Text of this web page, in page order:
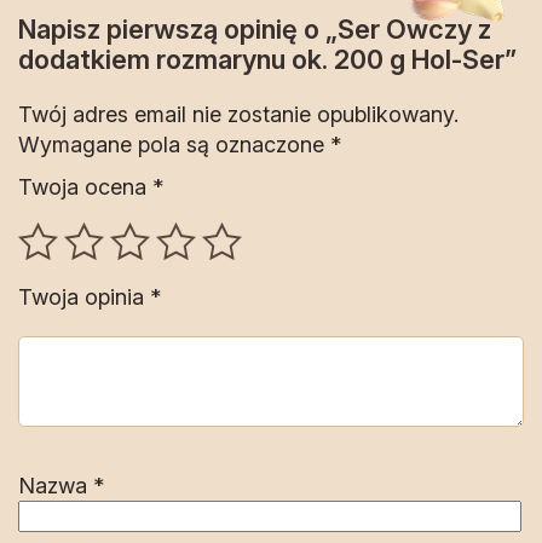
Napisz pierwszą opinię o „Ser Owczy z
dodatkiem rozmarynu ok. 200 g Hol-Ser”
Twój adres email nie zostanie opublikowany.
Wymagane pola są oznaczone *
Twoja ocena *
Twoja opinia *
Nazwa *